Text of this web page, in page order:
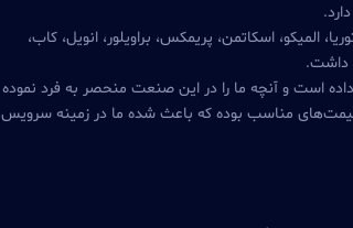
المیکو، اسکاتمن، پریمکس، براویلور، انویل، کاب،
داشت.
داده است و آنچه ما را در این صنعت منحصر به فرد نموده
مناسب بوده که باعث شده ما در زمینه سرویس